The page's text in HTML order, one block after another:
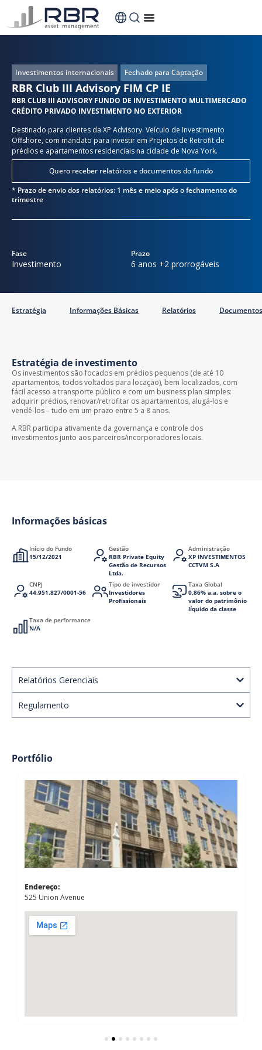
Investimentos internacionais Fechado para Captação
RBR Club III Advisory FIM CP IE
RBR CLUB III ADVISORY FUNDO DE INVESTIMENTO MULTIMERCADO
CRÉDITO PRIVADO INVESTIMENTO NO EXTERIOR
Destinado para clientes da XP Advisory. Veículo de Investimento
Offshore, com mandato para investir em Projetos de Retrofit de
prédios e apartamentos residenciais na cidade de Nova York.
Quero receber relatórios e documentos do fundo
* Prazo de envio dos relatórios: 1 mês e meio após o fechamento do
trimestre
Fase
Investimento
Prazo
6 anos +2 prorrogáveis
Estratégia Informações Básicas Relatórios Documentos
Estratégia de investimento
Os investimentos são focados em prédios pequenos (de até 10
apartamentos, todos voltados para locação), bem localizados, com
fácil acesso a transporte público e com um business plan simples:
adquirir prédios, renovar/retrofitar os apartamentos, alugá-los e
vendê-los – tudo em um prazo entre 5 a 8 anos.
A RBR participa ativamente da governança e controle dos
investimentos junto aos parceiros/incorporadores locais.
Informações básicas
Início do Fundo
15/12/2021
Gestão
RBR Private Equity
Gestão de Recursos
Ltda.
Administração
XP INVESTIMENTOS
CCTVM S.A
CNPJ
44.951.827/0001-56
Tipo de investidor
Investidores
Profissionais
Taxa Global
0,86% a.a. sobre o
valor do patrimônio
líquido da classe
Taxa de performance
N/A
Relatórios Gerenciais
Regulamento
Portfólio
Endereço:
525 Union Avenue